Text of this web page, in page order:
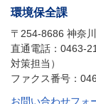
環境保全課
〒254-8686 神奈
直通電話：0463-
対策担当）
ファクス番号：
お問い合わせフォ